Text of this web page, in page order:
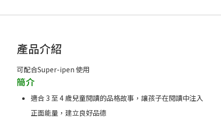
產品介紹
可配合Super-ipen 使用
簡介
適合 3 至 4 歲兒童閱讀的品格故事，讓孩子在閱讀中注入
正面能量，建立良好品德